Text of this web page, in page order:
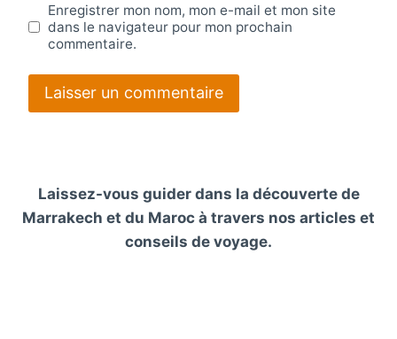
Enregistrer mon nom, mon e-mail et mon site
dans le navigateur pour mon prochain
commentaire.
Laissez-vous guider dans la découverte de
Marrakech et du Maroc à travers nos articles et
conseils de voyage.